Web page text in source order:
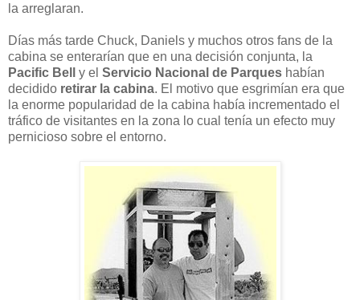
la arreglaran.
Días más tarde Chuck, Daniels y muchos otros fans de la
cabina se enterarían que en una decisión conjunta, la
Pacific Bell
y el Servicio Nacional de Parques habían
decidido retirar la cabina. El motivo que esgrimían era que
la enorme popularidad de la cabina había incrementado el
tráfico de visitantes en la zona lo cual tenía un efecto muy
pernicioso sobre el entorno.